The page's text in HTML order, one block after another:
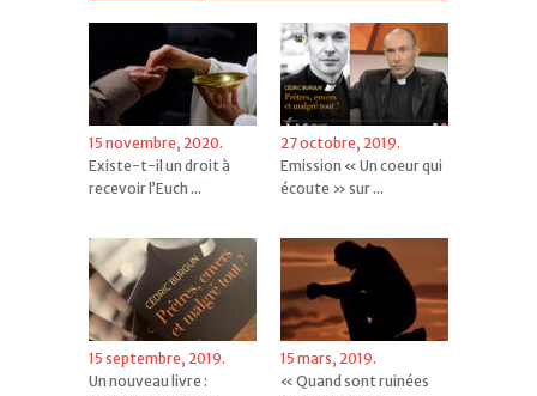
15 novembre, 2020.
Existe-t-il un droit à
recevoir l’Euch ...
27 octobre, 2019.
Emission « Un coeur qui
écoute » sur ...
15 septembre, 2019.
Un nouveau livre :
15 mars, 2019.
« Quand sont ruinées